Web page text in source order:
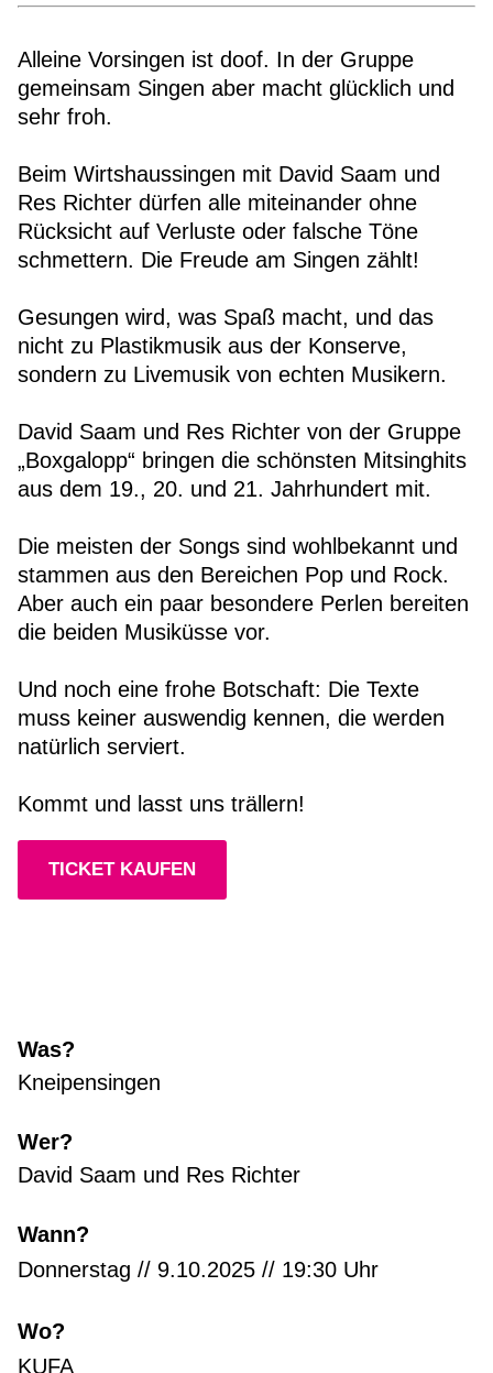
Alleine Vorsingen ist doof. In der Gruppe
gemeinsam Singen aber macht glücklich und
sehr froh.
Beim Wirtshaussingen mit David Saam und
Res Richter dürfen alle miteinander ohne
Rücksicht auf Verluste oder falsche Töne
schmettern. Die Freude am Singen zählt!
Gesungen wird, was Spaß macht, und das
nicht zu Plastikmusik aus der Konserve,
sondern zu Livemusik von echten Musikern.
David Saam und Res Richter von der Gruppe
„Boxgalopp“ bringen die schönsten Mitsinghits
aus dem 19., 20. und 21. Jahrhundert mit.
Die meisten der Songs sind wohlbekannt und
stammen aus den Bereichen Pop und Rock.
Aber auch ein paar besondere Perlen bereiten
die beiden Musiküsse vor.
Und noch eine frohe Botschaft: Die Texte
muss keiner auswendig kennen, die werden
natürlich serviert.
Kommt und lasst uns trällern!
TICKET KAUFEN
Was?
Kneipensingen
Wer?
David Saam und Res Richter
Wann?
Donnerstag // 9.10.2025 // 19:30 Uhr
Wo?
KUFA